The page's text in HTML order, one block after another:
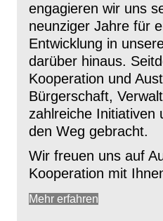
engagieren wir uns
neunziger Jahre für
Entwicklung in
darüber hinaus.
Kooperation und
Bürgerschaft,
zahlreiche Initiativen
den Weg gebracht.
Wir freuen uns auf
Kooperation mit
Mehr erfahren